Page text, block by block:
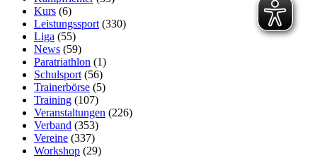
Kurs (6)
Leistungssport (330)
Liga (55)
News (59)
Paratriathlon (1)
Schulsport (56)
Trainerbörse (5)
Training (107)
Veranstaltungen (226)
Verband (353)
Vereine (337)
Workshop (29)